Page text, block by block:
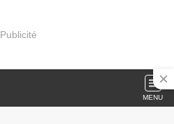
Publicité
MENU